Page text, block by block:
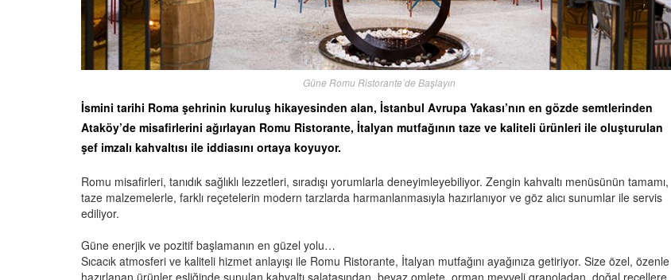
Güne Romu Ristorante’de Başlayın
İsmini tarihi Roma şehrinin kuruluş hikayesinden alan, İstanbul Avrupa Yakası’nın en gözde semtlerinden
Ataköy’de misafirlerini ağırlayan Romu Ristorante, İtalyan mutfağının taze ve kaliteli ürünleri ile oluşturulan
şef imzalı kahvaltısı ile iddiasını ortaya koyuyor.
Romu misafirleri, tanıdık sağlıklı lezzetleri, sıradışı yorumlarla deneyimleyebiliyor. Zengin kahvaltı menüsünün tamamı,
taze malzemelerle, farklı reçetelerin modern tarzlarda harmanlanmasıyla hazırlanıyor ve göz alıcı sunumlar ile servis
ediliyor.
Güne enerjik ve pozitif başlamanın en güzel yolu…
Sıcacık atmosferi ve kaliteli hizmet anlayışı ile Romu Ristorante, İtalyan mutfağını ayağınıza getiriyor. Size özel, özenle
hazırlanan ürünler eşliğinde sunulan kahvaltı salatasından, beyaz omlete, orman meyveli granoladan, doğal reçellere,